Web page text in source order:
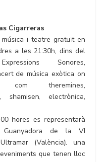
Cigarreras
i teatre gratuït en
a les 21:30h, dins del
Sonores,
de música exòtica on
com theremines,
shamisen, electrònica,
hores es representarà
Guanyadora de la VI
(València). una
que tenen lloc